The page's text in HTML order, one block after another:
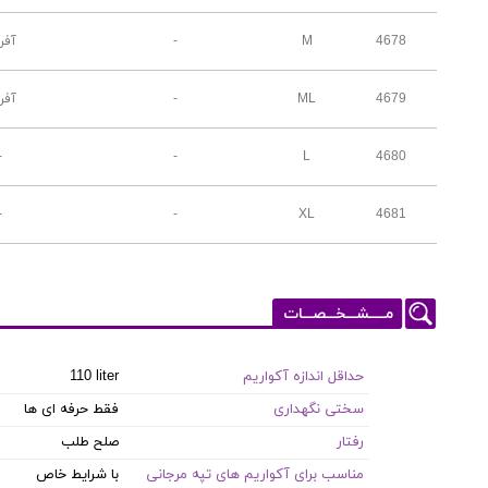
4678
M
-
4679
ML
-
4680
L
-
4681
XL
-
مـــــشـــخـــصـــات
حداقل اندازه آکواریم
110 liter
سختی نگهداری
فقط حرفه ای ها
رفتار
صلح طلب
مناسب برای آکواریم های تپه مرجانی
با شرایط خاص